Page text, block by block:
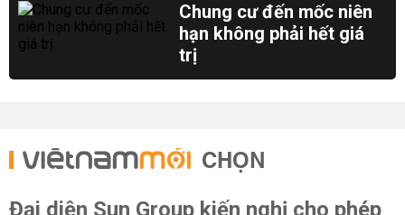
Chung cư đến mốc niên
hạn không phải hết giá
trị
CHỌN
Đại diện Sun Group kiến nghị cho phép